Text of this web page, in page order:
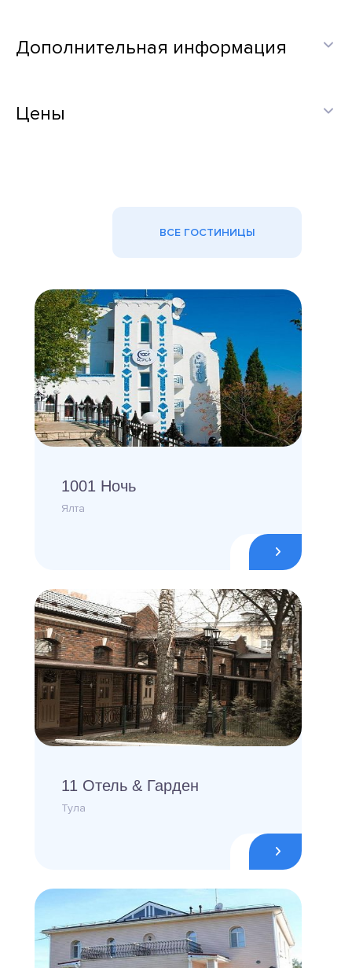
Дополнительная информация
Цены
ВСЕ ГОСТИНИЦЫ
1001 Ночь
Ялта
11 Отель & Гарден
Тула